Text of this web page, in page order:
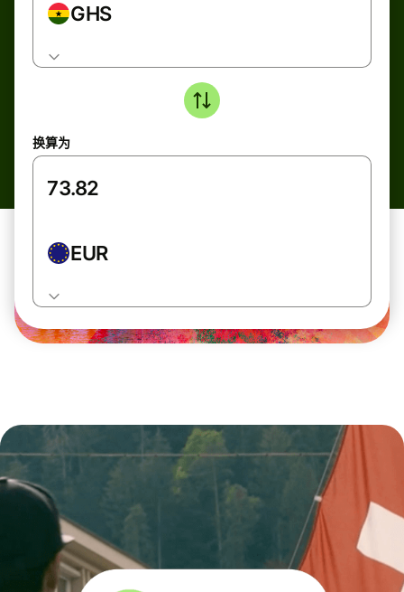
GHS
换算为
EUR